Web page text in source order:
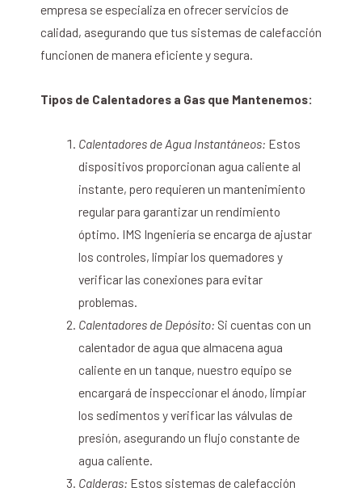
empresa se especializa en ofrecer servicios de
calidad, asegurando que tus sistemas de calefacción
funcionen de manera eficiente y segura.
Tipos de Calentadores a Gas que Mantenemos:
Calentadores de Agua Instantáneos: Estos
dispositivos proporcionan agua caliente al
instante, pero requieren un mantenimiento
regular para garantizar un rendimiento
óptimo. IMS Ingeniería se encarga de ajustar
los controles, limpiar los quemadores y
verificar las conexiones para evitar
problemas.
Calentadores de Depósito: Si cuentas con un
calentador de agua que almacena agua
caliente en un tanque, nuestro equipo se
encargará de inspeccionar el ánodo, limpiar
los sedimentos y verificar las válvulas de
presión, asegurando un flujo constante de
agua caliente.
Calderas: Estos sistemas de calefacción